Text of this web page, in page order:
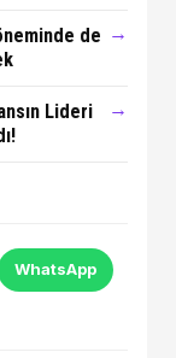
de →
Lideri
→
WhatsApp